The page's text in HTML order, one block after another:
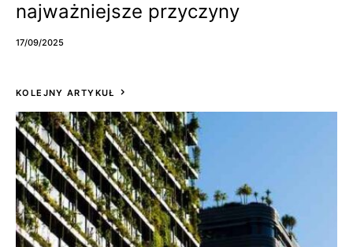
najważniejsze przyczyny
17/09/2025
KOLEJNY ARTYKUŁ